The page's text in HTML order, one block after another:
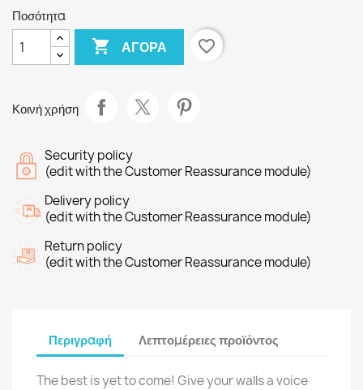
Ποσότητα
 ΑΓΟΡΆ favorite_border
Κοινή χρήση
Security policy
(edit with the Customer Reassurance module)
Delivery policy
(edit with the Customer Reassurance module)
Return policy
(edit with the Customer Reassurance module)
Περιγραφή Λεπτομέρειες προϊόντος
The best is yet to come! Give your walls a voice